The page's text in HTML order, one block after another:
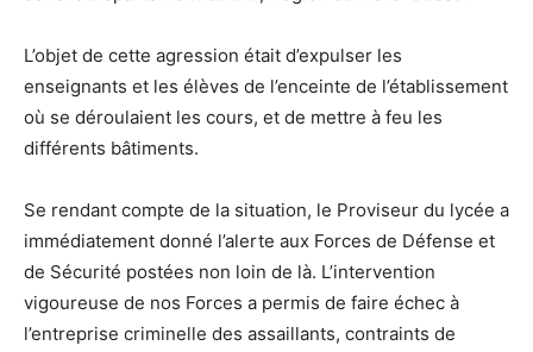
L’objet de cette agression était d’expulser les
enseignants et les élèves de l’enceinte de l’établissement
où se déroulaient les cours, et de mettre à feu les
différents bâtiments.
Se rendant compte de la situation, le Proviseur du lycée a
immédiatement donné l’alerte aux Forces de Défense et
de Sécurité postées non loin de là. L’intervention
vigoureuse de nos Forces a permis de faire échec à
l’entreprise criminelle des assaillants, contraints de